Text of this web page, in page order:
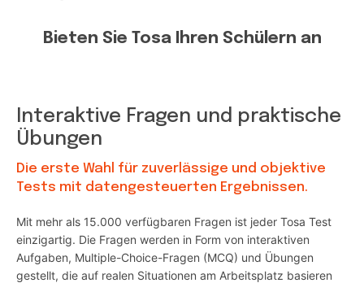
Bieten Sie Tosa Ihren Schülern an
Interaktive Fragen und praktische
Übungen
Die erste Wahl für zuverlässige und objektive
Tests mit datengesteuerten Ergebnissen.
Mit mehr als 15.000 verfügbaren Fragen ist jeder Tosa Test
einzigartig. Die Fragen werden in Form von interaktiven
Aufgaben, Multiple-Choice-Fragen (MCQ) und Übungen
gestellt, die auf realen Situationen am Arbeitsplatz basieren